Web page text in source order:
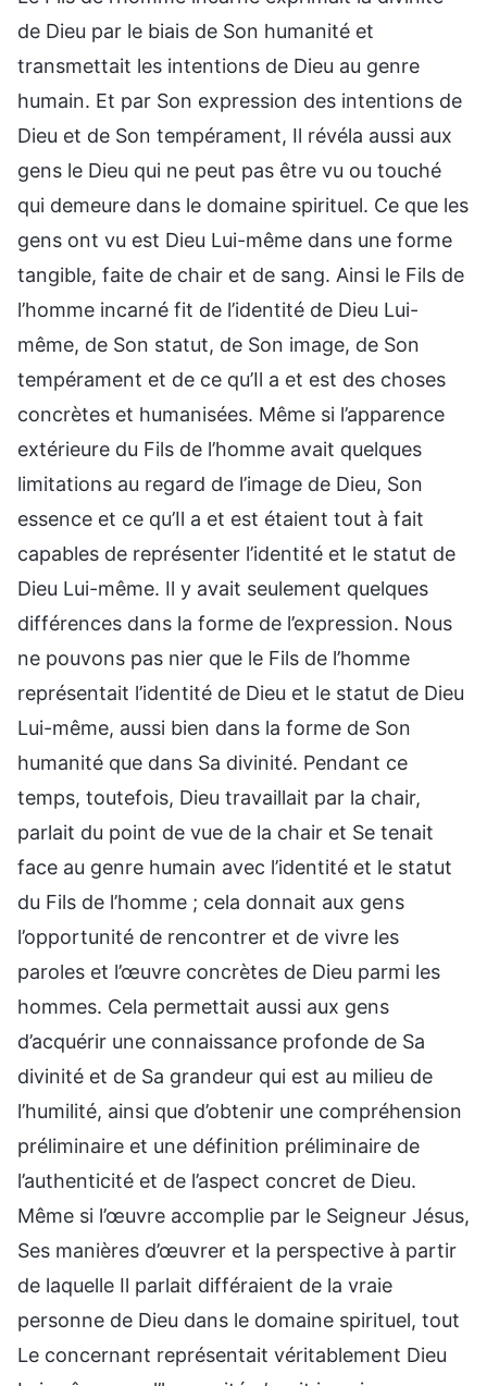
de Dieu par le biais de Son humanité et
transmettait les intentions de Dieu au genre
humain. Et par Son expression des intentions de
Dieu et de Son tempérament, Il révéla aussi aux
gens le Dieu qui ne peut pas être vu ou touché
qui demeure dans le domaine spirituel. Ce que les
gens ont vu est Dieu Lui-même dans une forme
tangible, faite de chair et de sang. Ainsi le Fils de
l’homme incarné fit de l’identité de Dieu Lui-
même, de Son statut, de Son image, de Son
tempérament et de ce qu’Il a et est des choses
concrètes et humanisées. Même si l’apparence
extérieure du Fils de l’homme avait quelques
limitations au regard de l’image de Dieu, Son
essence et ce qu’Il a et est étaient tout à fait
capables de représenter l’identité et le statut de
Dieu Lui-même. Il y avait seulement quelques
différences dans la forme de l’expression. Nous
ne pouvons pas nier que le Fils de l’homme
représentait l’identité de Dieu et le statut de Dieu
Lui-même, aussi bien dans la forme de Son
humanité que dans Sa divinité. Pendant ce
temps, toutefois, Dieu travaillait par la chair,
parlait du point de vue de la chair et Se tenait
face au genre humain avec l’identité et le statut
du Fils de l’homme ; cela donnait aux gens
l’opportunité de rencontrer et de vivre les
paroles et l’œuvre concrètes de Dieu parmi les
hommes. Cela permettait aussi aux gens
d’acquérir une connaissance profonde de Sa
divinité et de Sa grandeur qui est au milieu de
l’humilité, ainsi que d’obtenir une compréhension
préliminaire et une définition préliminaire de
l’authenticité et de l’aspect concret de Dieu.
Même si l’œuvre accomplie par le Seigneur Jésus,
Ses manières d’œuvrer et la perspective à partir
de laquelle Il parlait différaient de la vraie
personne de Dieu dans le domaine spirituel, tout
Le concernant représentait véritablement Dieu